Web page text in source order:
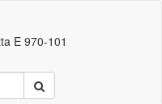
E 970-101